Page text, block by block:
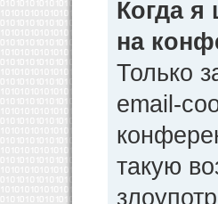
Когда я
на
Только
email-
такую